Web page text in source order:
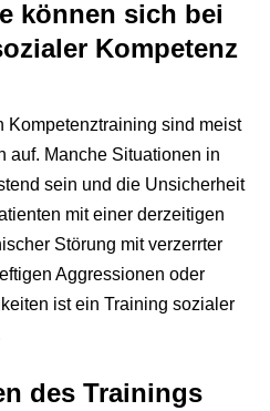
können sich bei
Kompetenz
Kompetenztraining sind meist
auf. Manche Situationen in
sein und die Unsicherheit
mit einer derzeitigen
Störung mit verzerrter
Aggressionen oder
ist ein Training sozialer
des Trainings